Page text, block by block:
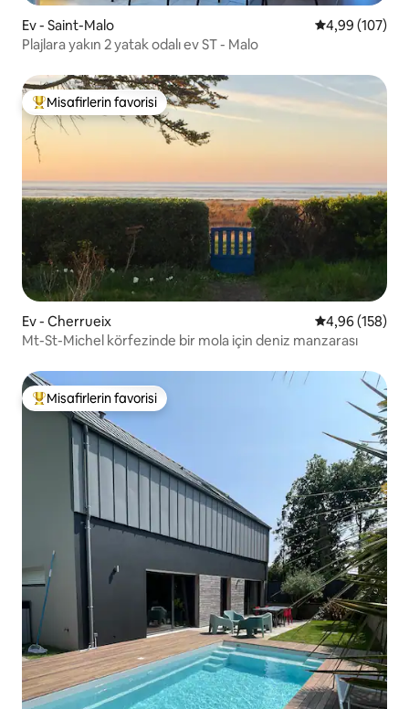
Ev - Saint-Malo 5 üzerinden
4,99 (107)
Plajlara yakın 2 yatak odalı ev ST - Malo
Misafirlerin favorilerinden en beğenilenler arasında
Misafirlerin favorisi
Ev - Cherrueix 5 üzerinden
4,96 (158)
Mt-St-Michel körfezinde bir mola için deniz manzarası
Misafirlerin favorilerinden en beğenilenler arasında
Misafirlerin favorisi